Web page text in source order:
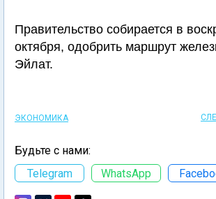
Правительство собирается в
октября, одобрить маршрут
Эйлат.
ЭКОНОМИКА
Будьте с нами:
Telegram
WhatsApp